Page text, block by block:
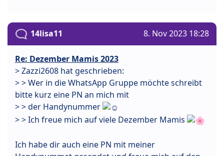
14lisa11 8. Nov 2023 18:28
Re: Dezember Mamis 2023
> Zazzi2608 hat geschrieben:
> > Wer in die WhatsApp Gruppe möchte schreibt
bitte kurz eine PN an mich mit
> > der Handynummer
> > Ich freue mich auf viele Dezember Mamis
Ich habe dir auch eine PN mit meiner